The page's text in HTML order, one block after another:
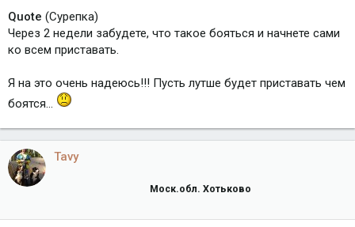
Quote (Сурепка)
Через 2 недели забудете, что такое бояться и начнете сами
ко всем приставать.
Я на это очень надеюсь!!! Пусть лутше будет приставать чем
боятся...
Tavy
Моск.обл. Хотьково